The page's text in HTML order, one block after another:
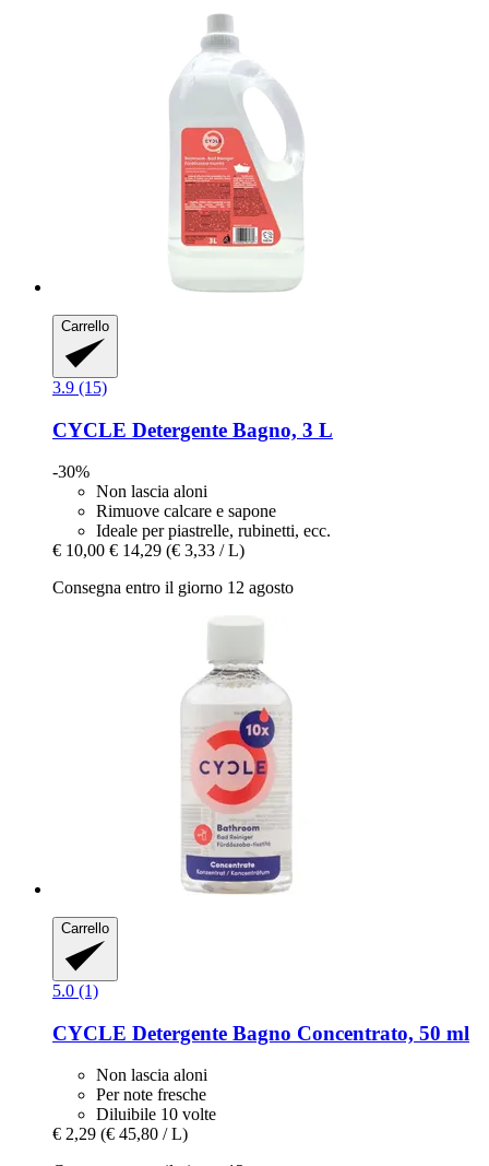
Carrello
3.9 (15)
CYCLE Detergente Bagno, 3 L
-30%
Non lascia aloni
Rimuove calcare e sapone
Ideale per piastrelle, rubinetti, ecc.
€ 10,00 € 14,29 (€ 3,33 / L)
Consegna entro il giorno 12 agosto
Carrello
5.0 (1)
CYCLE Detergente Bagno Concentrato, 50 ml
Non lascia aloni
Per note fresche
Diluibile 10 volte
€ 2,29 (€ 45,80 / L)